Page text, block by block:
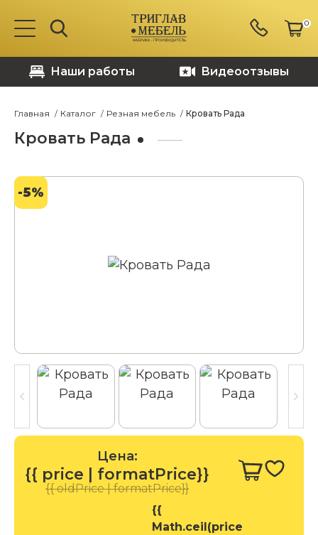
0
Наши работы Видеоотзывы
Главная Каталог Резная мебель Кровать Рада
Кровать Рада
-5%
Цена:
{{ price | formatPrice}}
{{ oldPrice | formatPrice}}
{{
Math.ceil(price